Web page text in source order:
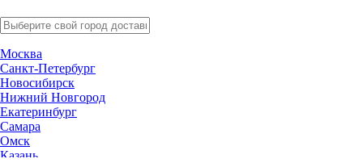
Москва
Санкт-Петербург
Новосибирск
Нижний Новгород
Екатеринбург
Самара
Омск
Казань